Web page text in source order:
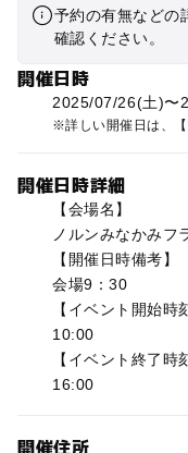
予約の有無などの
確認ください。
開催日時
2025/07/26(土)〜
詳しい開催日は、
開催日時詳細
【会場名】
ノルンみなかみフ
【開催日時備考】
会場9：30
【イベント開始時
10:00
【イベント終了時
16:00
開催住所